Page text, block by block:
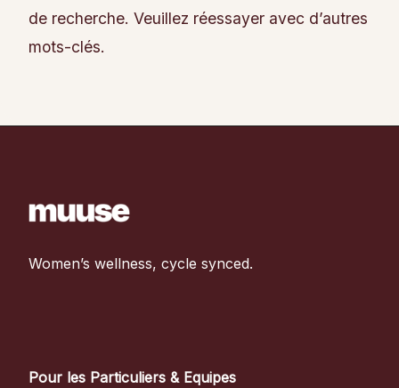
de recherche. Veuillez réessayer avec d’autres
mots-clés.
Women’s wellness, cycle synced.
Pour les Particuliers & Equipes